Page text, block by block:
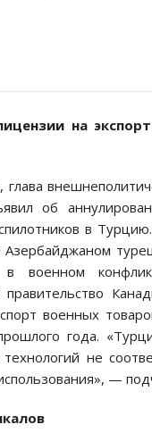
на
, глава
об
в
Азербайджаном
в военном
военных
года.
не
—